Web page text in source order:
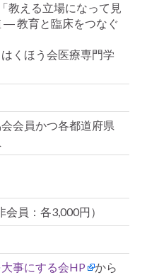
える立場になって見
― 教育と臨床をつなぐ
くほう会医療専門学
会員かつ各都道府県
会員：各3,000円）
事にする会HP
から